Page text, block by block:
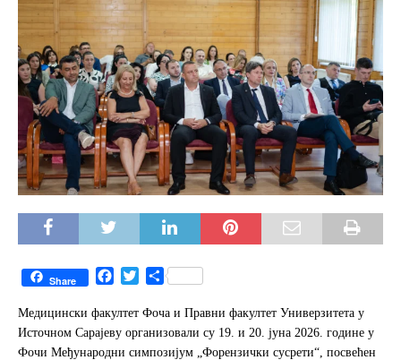
Share
c
e
b
t
t
S
a
r
e
Медицински факултет Фоча и Правни факултет Универзитета у
Источном Сарајеву организовали су 19. и 20. јуна 2026. године у
Фочи Међународни симпозијум „Форензички сусрети“, посвећен